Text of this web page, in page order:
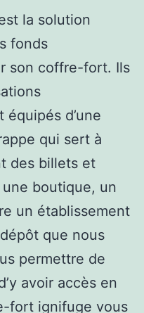
la solution
fonds
son coffre-fort. Ils
d’une
qui sert à
des billets et
boutique, un
un établissement
que nous
permettre de
avoir accès en
fort ignifuge vous